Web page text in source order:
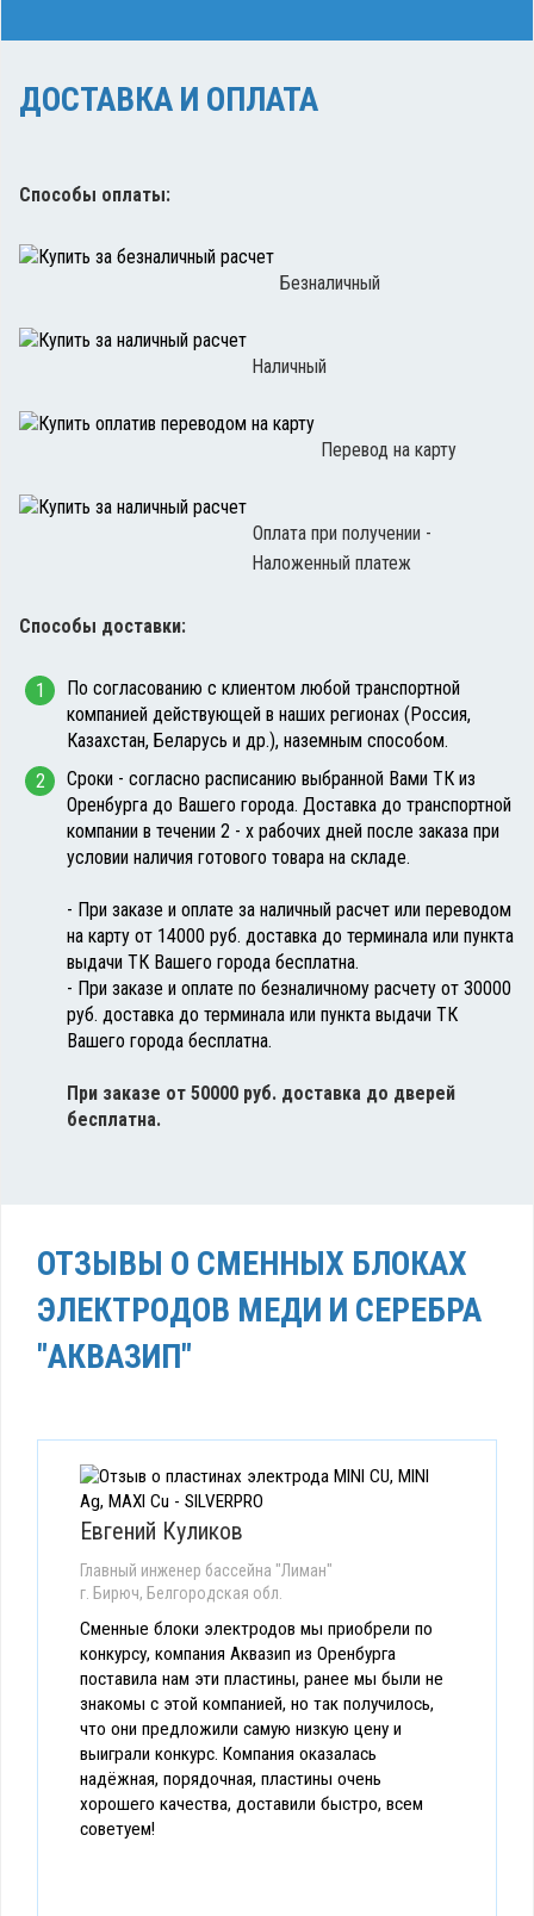
ДОСТАВКА И ОПЛАТА
Способы оплаты:
Безналичный
Наличный
Перевод на карту
Оплата при получении -
Наложенный платеж
Способы доставки:
По согласованию с клиентом любой транспортной
компанией действующей в наших регионах (Россия,
Казахстан, Беларусь и др.), наземным способом.
Сроки - согласно расписанию выбранной Вами ТК из
Оренбурга до Вашего города. Доставка до транспортной
компании в течении 2 - х рабочих дней после заказа при
условии наличия готового товара на складе.
- При заказе и оплате за наличный расчет или переводом
на карту от 14000 руб. доставка до терминала или пункта
выдачи ТК Вашего города бесплатна.
- При заказе и оплате по безналичному расчету от 30000
руб. доставка до терминала или пункта выдачи ТК
Вашего города бесплатна.
При заказе от 50000 руб. доставка до дверей
бесплатна.
ОТЗЫВЫ О СМЕННЫХ БЛОКАХ
ЭЛЕКТРОДОВ МЕДИ И СЕРЕБРА
"АКВАЗИП"
Евгений Куликов
Главный инженер бассейна "Лиман"
г. Бирюч, Белгородская обл.
Сменные блоки электродов мы приобрели по
конкурсу, компания Аквазип из Оренбурга
поставила нам эти пластины, ранее мы были не
знакомы с этой компанией, но так получилось,
что они предложили самую низкую цену и
выиграли конкурс. Компания оказалась
надёжная, порядочная, пластины очень
хорошего качества, доставили быстро, всем
советуем!